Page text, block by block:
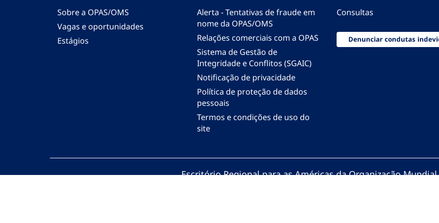
Sobre a OPAS/OMS
Vagas e oportunidades
Estágios
Alerta - Tentativas de fraude em
nome da OPAS/OMS
Relações comerciais com a OPAS
Sistema de Gestão de
Integridade e Conflitos (SGAIC)
Notificação de privacidade
Política de proteção de dados
pessoais
Termos e condições de uso do
site
Consultas
Denunciar condutas
Escritório Regional para as Américas da Organização Mundial